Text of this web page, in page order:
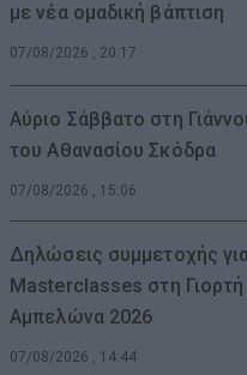
με νέα ομαδική βάπτιση
07/08/2026 , 20:17
Αύριο Σάββατο στη
του Αθανασίου Σκόδρα
07/08/2026 , 15:06
Δηλώσεις συμμετοχής
Masterclasses στη
Αμπελώνα 2026
07/08/2026 , 14:44